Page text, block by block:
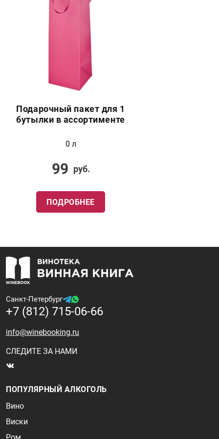
Подарочный пакет для 1
бутылки в ассортименте
0 л
99 руб.
ПОДРОБНЕЕ
Санкт-Петербург
+7 (812) 715-06-66
info@winebooking.ru
СЛЕДИТЕ ЗА НАМИ
ПОПУЛЯРНЫЙ АЛКОГОЛЬ
Вино
Виски